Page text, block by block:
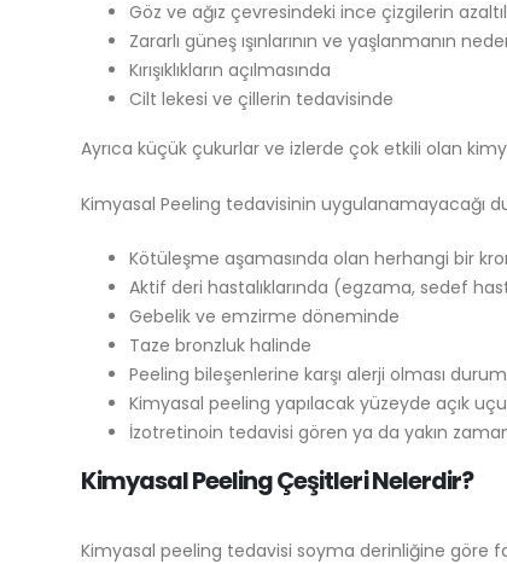
Göz ve ağız çevresindeki ince çizgilerin
Zararlı güneş ışınlarının ve yaşlanmanın
Kırışıklıkların açılmasında
Cilt lekesi ve çillerin tedavisinde
Ayrıca küçük çukurlar ve izlerde çok etkili olan
Kimyasal Peeling tedavisinin uygulanamayacağı
Kötüleşme aşamasında olan herhangi bir
Aktif deri hastalıklarında (egzama, sedef
Gebelik ve emzirme döneminde
Taze bronzluk halinde
Peeling bileşenlerine karşı alerji olması
Kimyasal peeling yapılacak yüzeyde açık
İzotretinoin tedavisi gören ya da yakın
Kimyasal Peeling Çeşitleri Nelerdir?
Kimyasal peeling tedavisi soyma derinliğine göre